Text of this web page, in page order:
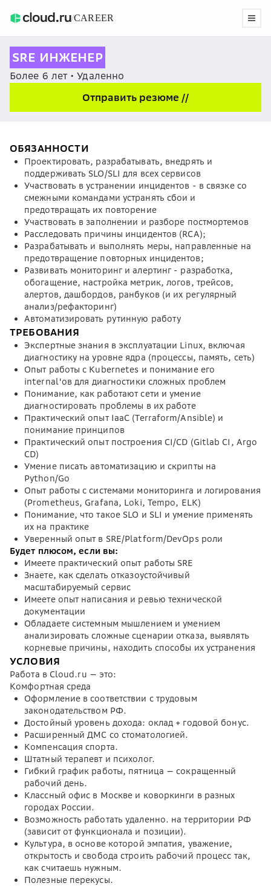
/CAREER
SRE ИНЖЕНЕР
Более 6 лет • Удаленно
Отправить резюме //
ОБЯЗАННОСТИ
Проектировать, разрабатывать, внедрять и
поддерживать SLO/SLI для всех сервисов
Участвовать в устранении инцидентов - в связке со
смежными командами устранять сбои и
предотвращать их повторение
Участвовать в заполнении и разборе постмортемов
Расследовать причины инцидентов (RCA);
Разрабатывать и выполнять меры, направленные на
предотвращение повторных инцидентов;
Развивать мониторинг и алертинг - разработка,
обогащение, настройка метрик, логов, трейсов,
алертов, дашбордов, ранбуков (и их регулярный
анализ/рефакторинг)
Автоматизировать рутинную работу
ТРЕБОВАНИЯ
Экспертные знания в эксплуатации Linux, включая
диагностику на уровне ядра (процессы, память, сеть)
Опыт работы с Kubernetes и понимание его
internal'ов для диагностики сложных проблем
Понимание, как работают сети и умение
диагностировать проблемы в их работе
Практический опыт IaаC (Terraform/Ansible) и
понимание принципов
Практический опыт построения CI/CD (Gitlab CI, Argo
CD)
Умение писать автоматизацию и скрипты на
Python/Go
Опыт работы с системами мониторинга и логирования
(Prometheus, Grafana, Loki, Tempo, ELK)
Понимание, что такое SLO и SLI и умение применять
их на практике
Уверенный опыт в SRE/Platform/DevOps роли
Будет плюсом, если вы:
Имеете практический опыт работы SRE
Знаете, как сделать отказоустойчивый
масштабируемый сервис
Имеете опыт написания и ревью технической
документации
Обладаете системным мышлением и умением
анализировать сложные сценарии отказа, выявлять
корневые причины, находить способы их устранения
УСЛОВИЯ
Работа в Cloud.ru — это:
Комфортная среда
Оформление в соответствии с трудовым
законодательством РФ.
Достойный уровень дохода: оклад + годовой бонус.
Расширенный ДМС со стоматологией.
Компенсация спорта.
Штатный терапевт и психолог.
Гибкий график работы, пятница — сокращенный
рабочий день.
Классный офис в Москве и коворкинги в разных
городах России.
Возможность работать удаленно. на территории РФ
(зависит от функционала и позиции).
Культура, в основе которой эмпатия, уважение,
открытость и свобода строить рабочий процесс так,
как считаешь нужным.
Полезные перекусы.